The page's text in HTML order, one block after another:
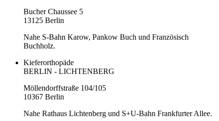
Bucher Chaussee 5
13125 Berlin
Nahe S-Bahn Karow, Pankow Buch und Französisch
Buchholz.
Kieferorthopäde
BERLIN - LICHTENBERG
Möllendorffstraße 104/105
10367 Berlin
Nahe Rathaus Lichtenberg und S+U-Bahn Frankfurter Allee.